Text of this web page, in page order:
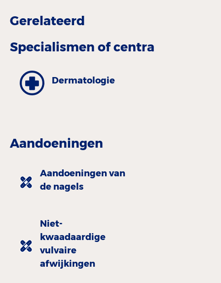
Gerelateerd
Specialismen of centra
Dermatologie
Aandoeningen
Aandoeningen van
de nagels
Niet-
kwaadaardige
vulvaire
afwijkingen